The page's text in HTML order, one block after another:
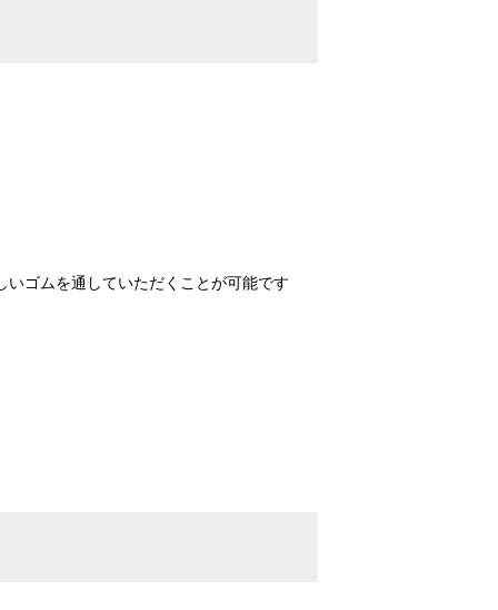
ゴムを通していただくことが可能です